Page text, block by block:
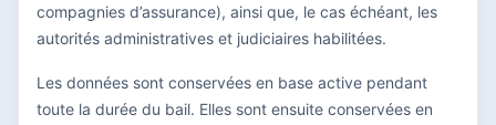
compagnies d’assurance), ainsi que, le cas échéant, les
autorités administratives et judiciaires habilitées.
Les données sont conservées en base active pendant
toute la durée du bail. Elles sont ensuite conservées en